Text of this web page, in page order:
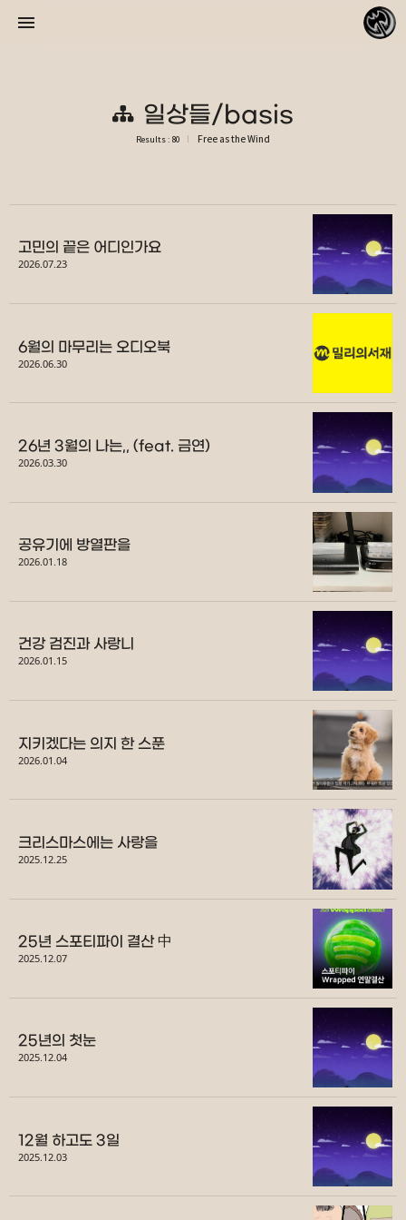
일상들/basis
Results : 80 Free as the Wind
고민의 끝은 어디인가요
2026.07.23
6월의 마무리는 오디오북
2026.06.30
26년 3월의 나는,, (feat. 금연)
2026.03.30
공유기에 방열판을
2026.01.18
건강 검진과 사랑니
2026.01.15
지키겠다는 의지 한 스푼
2026.01.04
크리스마스에는 사랑을
2025.12.25
25년 스포티파이 결산 中
2025.12.07
25년의 첫눈
2025.12.04
12월 하고도 3일
2025.12.03
바람처럼 자유롭게